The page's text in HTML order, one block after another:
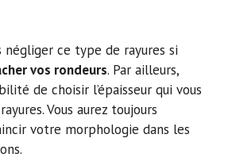
négliger ce type de rayures si
vos rondeurs. Par ailleurs,
de choisir l’épaisseur qui vous
Vous aurez toujours
votre morphologie dans les